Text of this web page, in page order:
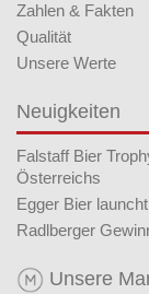
Zahlen & Fakten
Qualität
Unsere Werte
Neuigkeiten
Falstaff Bier
Österreichs
Egger Bier
Radlberger
Unsere